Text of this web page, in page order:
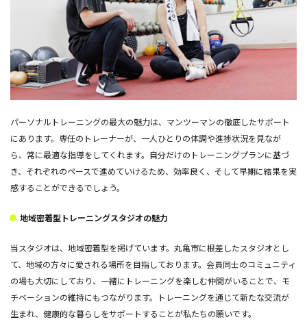
パーソナルトレーニングの最大の魅力は、マンツーマンの徹底したサポート
にあります。専任のトレーナーが、一人ひとりの体調や進捗状況を見なが
ら、常に最適な指導をしてくれます。自分だけのトレーニングプランに基づ
き、それぞれのペースで進めていけるため、効率良く、そして早期に結果を実
感することができるでしょう。
地域密着型トレーニングスタジオの魅力
当スタジオは、地域密着型を掲げています。丸亀市に根差したスタジオとし
て、地域の方々に愛される場所を目指しております。会員同士のコミュニティ
の場も大切にしており、一緒にトレーニングを楽しむ仲間がいることで、モ
チベーションの維持にもつながります。トレーニングを通じて新たな交流が
生まれ、健康的な暮らしをサポートすることが私たちの願いです。